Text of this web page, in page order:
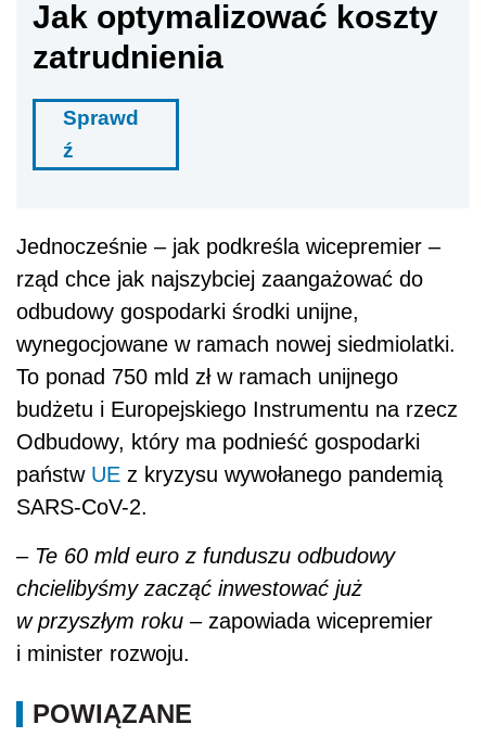
Jak optymalizować koszty
zatrudnienia
Sprawd
ź
Jednocześnie – jak podkreśla wicepremier –
rząd chce jak najszybciej zaangażować do
odbudowy gospodarki środki unijne,
wynegocjowane w ramach nowej siedmiolatki.
To ponad 750 mld zł w ramach unijnego
budżetu i Europejskiego Instrumentu na rzecz
Odbudowy, który ma podnieść gospodarki
państw UE z kryzysu wywołanego pandemią
SARS-CoV-2.
–Te 60 mld euro z funduszu odbudowy
chcielibyśmy zacząć inwestować już
w przyszłym roku – zapowiada wicepremier
i minister rozwoju.
POWIĄZANE